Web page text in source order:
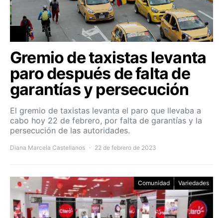
Gremio de taxistas levanta
paro después de falta de
garantías y persecución
El gremio de taxistas levanta el paro que llevaba a
cabo hoy 22 de febrero, por falta de garantías y la
persecución de las autoridades.
Diana Marcela Castellanos 22 de febrero de 2023
Comunidad Variedades